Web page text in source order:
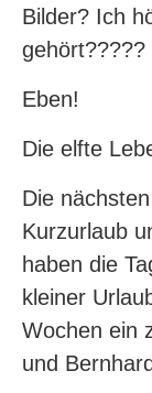
Bilder? Ich
gehört?????
Eben!
Die elfte
Die
Kurzurlaub
haben die
kleiner
Wochen ein
und